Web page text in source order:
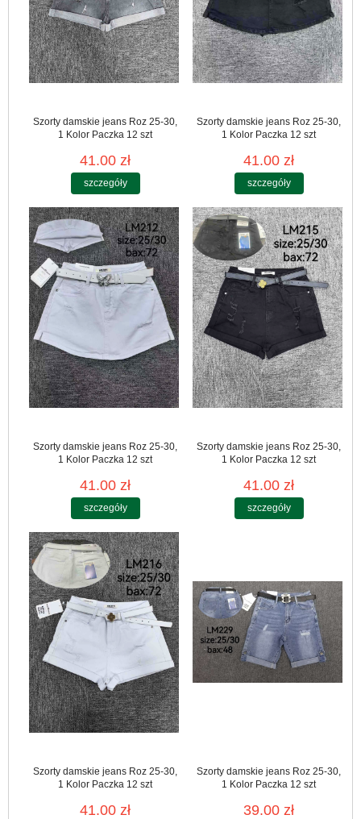
Szorty damskie jeans Roz 25-30,
1 Kolor Paczka 12 szt
41.00 zł
szczegóły
Szorty damskie jeans Roz 25-30,
1 Kolor Paczka 12 szt
41.00 zł
szczegóły
Szorty damskie jeans Roz 25-30,
1 Kolor Paczka 12 szt
41.00 zł
szczegóły
Szorty damskie jeans Roz 25-30,
1 Kolor Paczka 12 szt
41.00 zł
szczegóły
Szorty damskie jeans Roz 25-30,
1 Kolor Paczka 12 szt
41.00 zł
Szorty damskie jeans Roz 25-30,
1 Kolor Paczka 12 szt
39.00 zł